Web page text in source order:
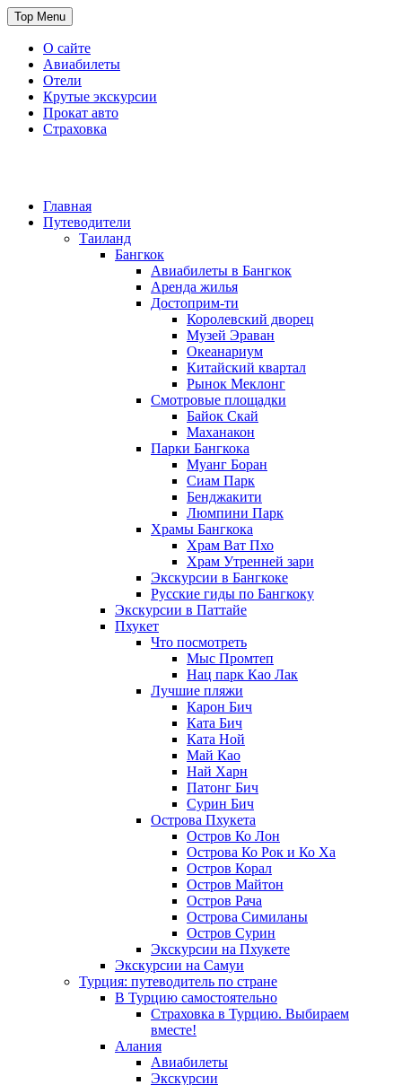
Skip
to
content
Top Menu
О сайте
Авиабилеты
Отели
Крутые экскурсии
Прокат авто
Страховка
Главная
Путеводители
Таиланд
Бангкок
Авиабилеты в Бангкок
Аренда жилья
Достоприм-ти
Королевский дворец
Музей Эраван
Океанариум
Китайский квартал
Рынок Меклонг
Смотровые площадки
Байок Скай
Маханакон
Парки Бангкока
Муанг Боран
Сиам Парк
Бенджакити
Люмпини Парк
Храмы Бангкока
Храм Ват Пхо
Храм Утренней зари
Экскурсии в Бангкоке
Русские гиды по Бангкоку
Экскурсии в Паттайе
Пхукет
Что посмотреть
Мыс Промтеп
Нац парк Као Лак
Лучшие пляжи
Карон Бич
Ката Бич
Ката Ной
Май Као
Най Харн
Патонг Бич
Сурин Бич
Острова Пхукета
Остров Ко Лон
Острова Ко Рок и Ко Ха
Остров Корал
Остров Майтон
Остров Рача
Острова Симиланы
Остров Сурин
Экскурсии на Пхукете
Экскурсии на Самуи
Турция: путеводитель по стране
В Турцию самостоятельно
Страховка в Турцию. Выбираем
вместе!
Алания
Авиабилеты
Экскурсии